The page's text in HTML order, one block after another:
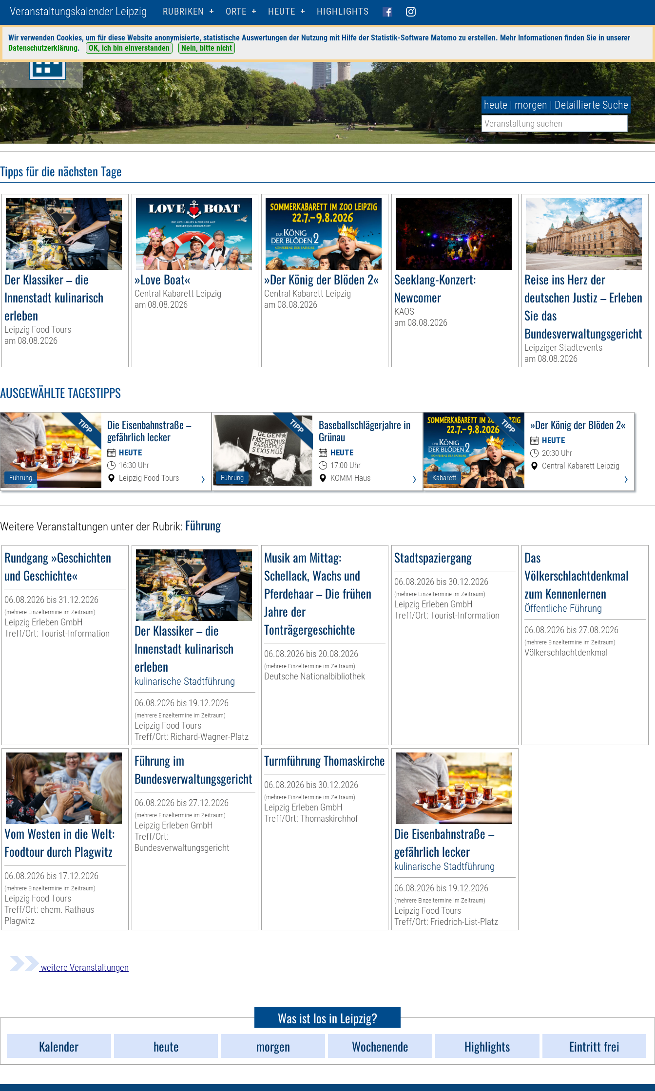
Veranstaltungskalender Leipzig RUBRIKEN ORTE HEUTE HIGHLIGHTS
Wir verwenden Cookies, um für diese Website anonymisierte, statistische Auswertungen der Nutzung mit Hilfe der Statistik-Software Matomo zu erstellen. Mehr Informationen finden Sie in unserer
Datenschutzerklärung. OK, ich bin einverstanden Nein, bitte nicht
heute | morgen | Detaillierte Suche
Tipps für die nächsten Tage
Der Klassiker – die
Innenstadt kulinarisch
erleben
Leipzig Food Tours
am 08.08.2026
»Love Boat«
Central Kabarett Leipzig
am 08.08.2026
»Der König der Blöden 2«
Central Kabarett Leipzig
am 08.08.2026
Seeklang-Konzert:
Newcomer
KAOS
am 08.08.2026
Reise ins Herz der
deutschen Justiz – Erleben
Sie das
Bundesverwaltungsgericht
Leipziger Stadtevents
am 08.08.2026
AUSGEWÄHLTE TAGESTIPPS
Führung
Die Eisenbahnstraße –
gefährlich lecker
HEUTE
16:30 Uhr
Leipzig Food Tours
› Führung
Baseballschlägerjahre in
Grünau
HEUTE
17:00 Uhr
KOMM-Haus
› Kabarett
»Der König der Blöden 2«
HEUTE
20:30 Uhr
Central Kabarett Leipzig
›
Weitere Veranstaltungen unter der Rubrik: Führung
Rundgang »Geschichten
und Geschichte«
06.08.2026 bis 31.12.2026
(mehrere Einzeltermine im Zeitraum)
Leipzig Erleben GmbH
Treff/Ort: Tourist-Information
Der Klassiker – die
Innenstadt kulinarisch
erleben
kulinarische Stadtführung
06.08.2026 bis 19.12.2026
(mehrere Einzeltermine im Zeitraum)
Leipzig Food Tours
Treff/Ort: Richard-Wagner-Platz
Musik am Mittag:
Schellack, Wachs und
Pferdehaar – Die frühen
Jahre der
Tonträgergeschichte
06.08.2026 bis 20.08.2026
(mehrere Einzeltermine im Zeitraum)
Deutsche Nationalbibliothek
Stadtspaziergang
06.08.2026 bis 30.12.2026
(mehrere Einzeltermine im Zeitraum)
Leipzig Erleben GmbH
Treff/Ort: Tourist-Information
Das
Völkerschlachtdenkmal
zum Kennenlernen
Öffentliche Führung
06.08.2026 bis 27.08.2026
(mehrere Einzeltermine im Zeitraum)
Völkerschlachtdenkmal
Vom Westen in die Welt:
Foodtour durch Plagwitz
06.08.2026 bis 17.12.2026
(mehrere Einzeltermine im Zeitraum)
Leipzig Food Tours
Treff/Ort: ehem. Rathaus
Plagwitz
Führung im
Bundesverwaltungsgericht
06.08.2026 bis 27.12.2026
(mehrere Einzeltermine im Zeitraum)
Leipzig Erleben GmbH
Treff/Ort:
Bundesverwaltungsgericht
Turmführung Thomaskirche
06.08.2026 bis 30.12.2026
(mehrere Einzeltermine im Zeitraum)
Leipzig Erleben GmbH
Treff/Ort: Thomaskirchhof
Die Eisenbahnstraße –
gefährlich lecker
kulinarische Stadtführung
06.08.2026 bis 19.12.2026
(mehrere Einzeltermine im Zeitraum)
Leipzig Food Tours
Treff/Ort: Friedrich-List-Platz
weitere Veranstaltungen
Was ist los in Leipzig?
Kalender
heute morgen Wochenende Highlights Eintritt frei